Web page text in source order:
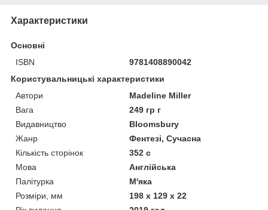
Характеристики
Основні
ISBN
9781408890042
Користувальницькі характеристики
Автори
Madeline Miller
Вага
249 гр г
Видавництво
Bloomsbury
Жанр
Фентезі, Сучасна
Кількість сторінок
352 с
Мова
Англійська
Палітурка
М'яка
Розміри, мм
198 x 129 x 22